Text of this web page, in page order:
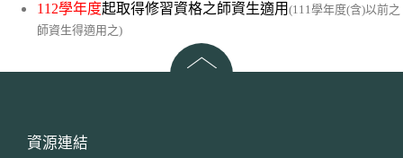
112學年度起取得修習資格之師資生適用 (111學年度(含)以前之
師資生得適用之)
資源連結